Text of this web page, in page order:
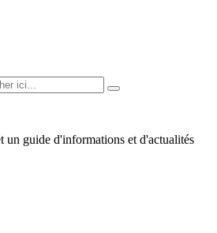
un guide d'informations et d'actualités